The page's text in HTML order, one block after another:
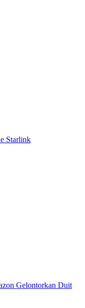
Starlink
Gelontorkan Duit